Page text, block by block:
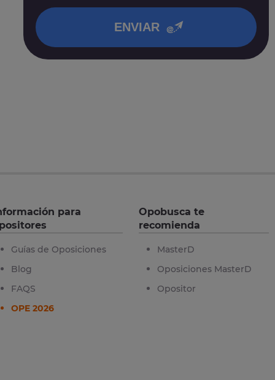
ENVIAR
para
Guías de Oposiciones
Blog
FAQS
OPE 2026
Opobusca te
recomienda
MasterD
Oposiciones MasterD
Opositor